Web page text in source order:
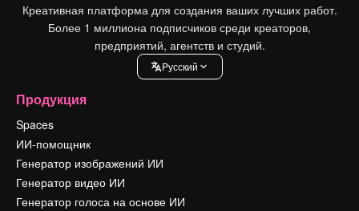
Креативная платформа для создания ваших лучших работ.
Более 1 миллиона подписчиков среди креаторов,
предприятий, агентств и студий.
Pусский
Продукция
Spaces
ИИ-помощник
Генератор изображений ИИ
Генератор видео ИИ
Генератор голоса на основе ИИ